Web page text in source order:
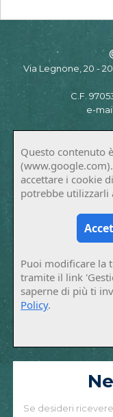
Via Legnone, 20 -
C.F.
e-
Questo contenuto
accettare i cookie
potrebbe utilizzarli
Puoi modificare la
tramite il link
saperne di più ti
Policy.
Se desideri